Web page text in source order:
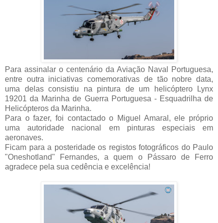
Para assinalar o centenário da Aviação Naval Portuguesa,
entre outra iniciativas comemorativas de tão nobre data,
uma delas consistiu na pintura de um helicóptero Lynx
19201 da Marinha de Guerra Portuguesa - Esquadrilha de
Helicópteros da Marinha.
Para o fazer, foi contactado o Miguel Amaral, ele próprio
uma autoridade nacional em pinturas especiais em
aeronaves.
Ficam para a posteridade os registos fotográficos do Paulo
"Oneshotland" Fernandes, a quem o Pássaro de Ferro
agradece pela sua cedência e excelência!